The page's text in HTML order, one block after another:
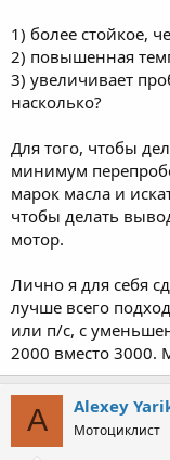
1) более стойкое,
2) повышенная
3) увеличивает
насколько?
Для того, чтобы
минимум
марок масла и
чтобы делать
мотор.
Лично я для себя
лучше всего
или п/с, с
2000 вместо 3000.
A Alexey
Мотоциклист